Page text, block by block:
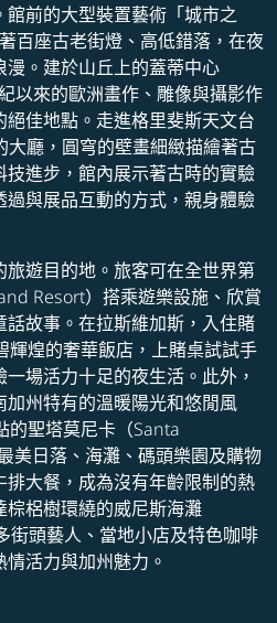
前的大型裝置藝術「城市之
百座古老街燈、高低錯落，在夜
。建於山丘上的蓋蒂中心
以來的歐洲畫作、雕像與攝影作
佳地點。走進格里斐斯天文台
大廳，圓穹的壁畫細緻描繪著古
進步，館內展示著古時的實驗
與展品互動的方式，親身體驗
遊目的地。旅客可在全世界第
Resort）搭乘遊樂設施、欣賞
故事。在拉斯維加斯，入住賭
輝煌的奢華飯店，上賭桌試試手
場活力十足的夜生活。此外，
州特有的溫暖陽光和悠閒風
的聖塔莫尼卡（Santa
美日落、海灘、碼頭樂園及購物
大餐，成為沒有年齡限制的熱
梠樹環繞的威尼斯海灘
街頭藝人、當地小店及特色咖啡
活力與加州魅力。